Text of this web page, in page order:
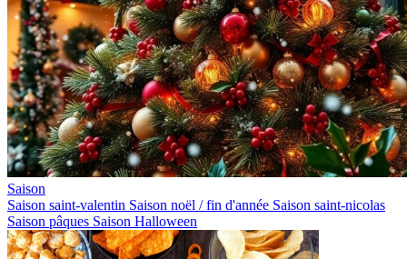
Saison
Saison saint-valentin Saison noël / fin d'année Saison saint-nicolas
Saison pâques Saison Halloween